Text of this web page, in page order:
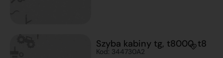
Szyba kabiny tg, t8000, t8
Kod: 344730A2